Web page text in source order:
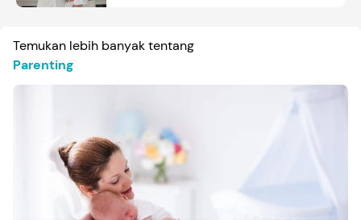
Temukan lebih banyak tentang
Parenting